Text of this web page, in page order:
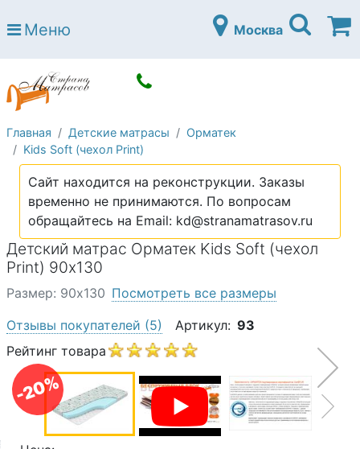
Страна матрасов
Open submenu (Матрасы)
Open submenu (Кровати)
Кровати
Open submenu (Аксессуары)
Open submenu (Диваны)
Диваны
Open submenu (Постельное белье)
Постельное белье
Open submenu (Мебель)
Мебель
Open submenu (Основания)
Основания
Open submenu (Детские матрасы)
Детские матрасы
Open submenu (Детские кровати)
Детские кровати
Open submenu (Шкафы)
Шкафы
О компании
Контакты
Доставка по городу
Меню Москва
Главная Детские матрасы
Орматек
Kids Soft (чехол Print)
Сайт находится на реконструкции. Заказы
временно не принимаются. По вопросам
обращайтесь на Email: kd@stranamatrasov.ru
Детский матрас Орматек Kids Soft (чехол
Print) 90х130
-20%
Размер: 90х130 Посмотреть все размеры
Отзывы покупателей (5) Артикул: 93
Рейтинг товара